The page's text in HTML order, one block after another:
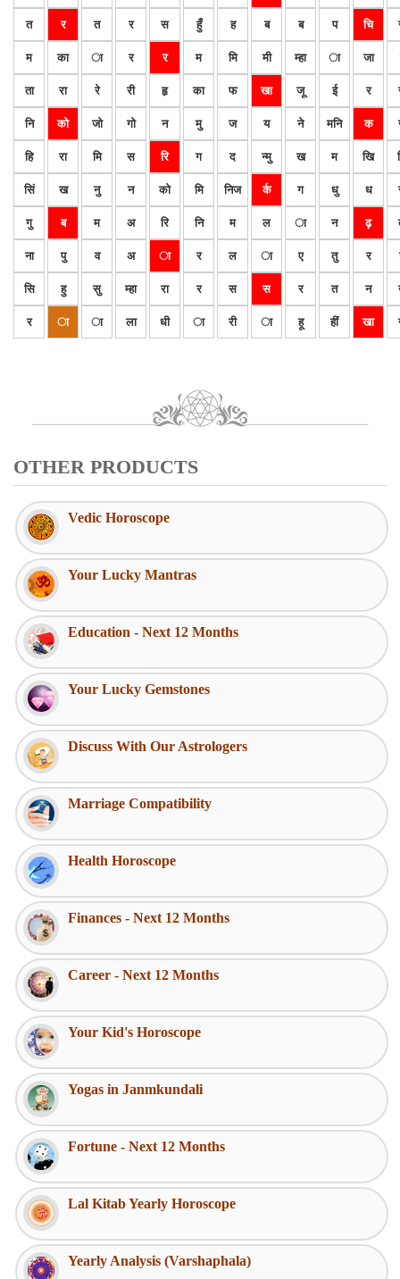
त र त र स हुँ ह ब ब प चि
म का ा र र म मि मी म्हा ा जा
ता रा रे री हृ का फ खा जू ई र
नि को जो गो न मु ज य ने मनि क
हि रा मि स रि ग द न्मु ख म खि
सिं ख नु न को मि निज र्क ग धु ध
गु ब म अ रि नि म ल ा न ढ़
ना पु व अ ा र ल ा ए तु र
सि हु सु म्हा रा र स स र त न
र ा ा ला धी ा री ा हू हीं खा
OTHER PRODUCTS
Vedic Horoscope
Your Lucky Mantras
Education - Next 12 Months
Your Lucky Gemstones
Discuss With Our Astrologers
Marriage Compatibility
Health Horoscope
Finances - Next 12 Months
Career - Next 12 Months
Your Kid's Horoscope
Yogas in Janmkundali
Fortune - Next 12 Months
Lal Kitab Yearly Horoscope
Yearly Analysis (Varshaphala)